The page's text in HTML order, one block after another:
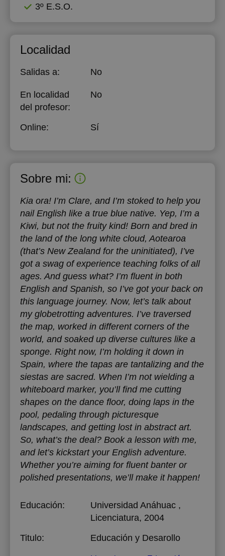
3º E.S.O.
Localidad
Salidas a: No
En localidad
del profesor:
No
Online: Sí
Sobre mi:
Kia ora! I’m Clare, and I’m stoked to help you
nail English like a true blue native. Yep, I’m a
Kiwi, but not the fruity kind! Born and bred in
the land of the long white cloud, Aotearoa
(that’s New Zealand for the uninitiated), I’ve
got a swag of experience teaching folks of all
ages. And guess what? I’m fluent in both
English and Spanish, so I’ve got your back on
this language journey. Now, let’s talk about
my globetrotting adventures. I’ve traversed
the map, worked in different corners of the
world, and soaked up diverse cultures like a
sponge. Right now, I’m holding it down in
Spain, where the tapas are tantalizing and the
siestas are sacred. When I’m not wielding a
whiteboard marker, you’ll find me cutting
shapes on the dance floor, doing laps in the
pool, pedaling through picturesque
landscapes, and getting lost in abstract art.
So, what’s the deal? Book a lesson with me,
and let’s kickstart your English adventure.
Whether you’re aiming for fluent banter or
polished presentations, we’ll make it happen!
Educación: Universidad Anáhuac ,
Licenciatura, 2004
Titulo:
Educación y Desarollo